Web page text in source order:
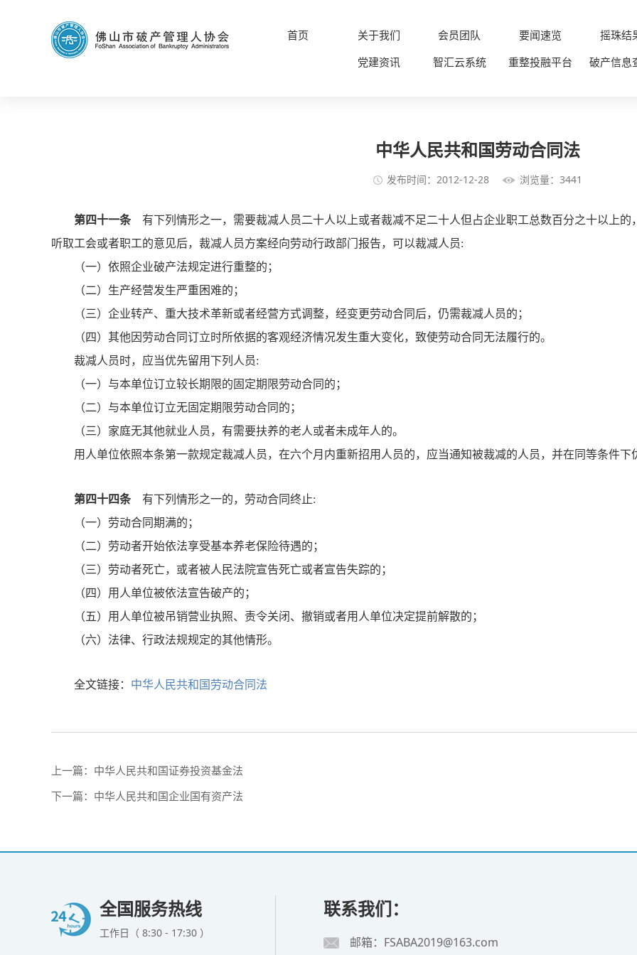
首页 关于我们 会员团队 要闻速览 摇珠结
党建资讯
智汇云系统 重整投融平台 破产信息
中华人民共和国劳动合同法
发布时间：2012-12-28 浏览量：3441
第四十一条有下列情形之一，需要裁减人员二十人以上或者裁减不足二十人但占企业职工总数百分之十以上的
听取工会或者职工的意见后，裁减人员方案经向劳动行政部门报告，可以裁减人员:
（一）依照企业破产法规定进行重整的；
（二）生产经营发生严重困难的；
（三）企业转产、重大技术革新或者经营方式调整，经变更劳动合同后，仍需裁减人员的；
（四）其他因劳动合同订立时所依据的客观经济情况发生重大变化，致使劳动合同无法履行的。
裁减人员时，应当优先留用下列人员:
（一）与本单位订立较长期限的固定期限劳动合同的；
（二）与本单位订立无固定期限劳动合同的；
（三）家庭无其他就业人员，有需要扶养的老人或者未成年人的。
用人单位依照本条第一款规定裁减人员，在六个月内重新招用人员的，应当通知被裁减的人员，并在同等条件下
第四十四条有下列情形之一的，劳动合同终止:
（一）劳动合同期满的；
（二）劳动者开始依法享受基本养老保险待遇的；
（三）劳动者死亡，或者被人民法院宣告死亡或者宣告失踪的；
（四）用人单位被依法宣告破产的；
（五）用人单位被吊销营业执照、责令关闭、撤销或者用人单位决定提前解散的；
（六）法律、行政法规规定的其他情形。
全文链接： 中华人民共和国劳动合同法
上一篇： 中华人民共和国证券投资基金法
下一篇： 中华人民共和国企业国有资产法
全国服务热线
工作日（ 8:30 - 17:30 ）
联系我们：
邮箱：FSABA2019@163.com